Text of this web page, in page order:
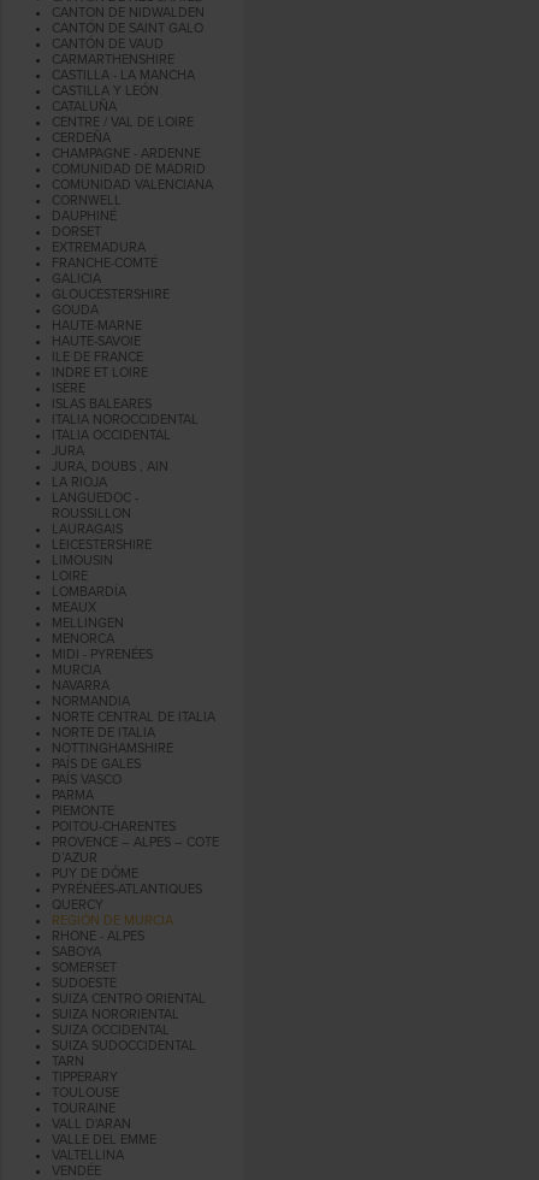
CANTON DE NIDWALDEN
CANTÓN DE SAINT GALO
CANTÓN DE VAUD
CARMARTHENSHIRE
CASTILLA - LA MANCHA
CASTILLA Y LEÓN
CATALUÑA
CENTRE / VAL DE LOIRE
CERDEÑA
CHAMPAGNE - ARDENNE
COMUNIDAD DE MADRID
COMUNIDAD VALENCIANA
CORNWELL
DAUPHINÉ
DORSET
EXTREMADURA
FRANCHE-COMTÉ
GALICIA
GLOUCESTERSHIRE
GOUDA
HAUTE-MARNE
HAUTE-SAVOIE
ILE DE FRANCE
INDRE ET LOIRE
ISÈRE
ISLAS BALEARES
ITALIA NOROCCIDENTAL
ITALIA OCCIDENTAL
JURA
JURA, DOUBS , AIN
LA RIOJA
LANGUEDOC -
ROUSSILLON
LAURAGAIS
LEICESTERSHIRE
LIMOUSIN
LOIRE
LOMBARDÍA
MEAUX
MELLINGEN
MENORCA
MIDI - PYRENÉES
MURCIA
NAVARRA
NORMANDIA
NORTE CENTRAL DE ITALIA
NORTE DE ITALIA
NOTTINGHAMSHIRE
PAÍS DE GALES
PAÍS VASCO
PARMA
PIEMONTE
POITOU-CHARENTES
PROVENCE – ALPES – COTE
D’AZUR
PUY DE DÔME
PYRÉNÉES-ATLANTIQUES
QUERCY
REGIÓN DE MURCIA
RHONE - ALPES
SABOYA
SOMERSET
SUDOESTE
SUIZA CENTRO ORIENTAL
SUIZA NORORIENTAL
SUIZA OCCIDENTAL
SUIZA SUDOCCIDENTAL
TARN
TIPPERARY
TOULOUSE
TOURAINE
VALL D'ARAN
VALLE DEL EMME
VALTELLINA
VENDÉE